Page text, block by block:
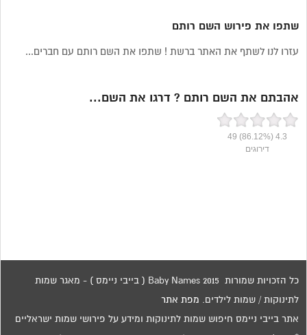
שתפו את פירוש השם רותם
עזרו לנו לשתף את האתר ברשת ! שתפו את השם רותם עם חברים...
אהבתם את השם רותם ? דרגו את השם...
4.3
(86.12%)
49
דירוגים
כל הזכויות שמורות 2015 Baby Names ( בייבי ניימס ) - מאגר שמות
לתינוקות / שמות לילדים. מפת אתר
אתר בייבי ניימס חיפוש שמות לתינוקות ומידע על פירושי שמות ישראליים